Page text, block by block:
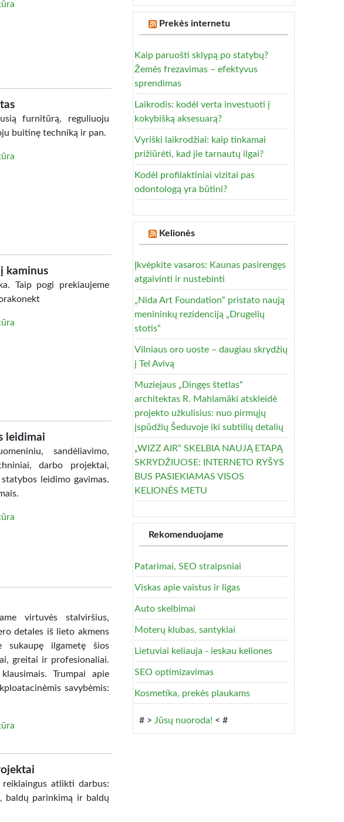
furnitūrą, reguliuoju
buitinę techniką ir pan.
kaminus
Taip pogi prekiaujeme
leidimai
sandėliavimo,
darbo projektai,
leidimo gavimas.
virtuvės stalviršius,
detales iš lieto akmens
sukaupę ilgametę šios
greitai ir profesionaliai.
Trumpai apie
savybėmis:
atlikti darbus:
baldų parinkimą ir baldų
Prekės internetu
Kaip paruošti sklypą po statybų?
Žemės frezavimas – efektyvus
sprendimas
Laikrodis: kodėl verta investuoti į
kokybišką aksesuarą?
Vyriški laikrodžiai: kaip tinkamai
prižiūrėti, kad jie tarnautų ilgai?
Kodėl profilaktiniai vizitai pas
odontologą yra būtini?
Kelionės
Įkvėpkite vasaros: Kaunas pasirengęs
atgaivinti ir nustebinti
„Nida Art Foundation“ pristato naują
menininkų rezidenciją „Drugelių
stotis“
Vilniaus oro uoste – daugiau skrydžių
į Tel Avivą
Muziejaus „Dingęs štetlas“
architektas R. Mahlamäki atskleidė
projekto užkulisius: nuo pirmųjų
įspūdžių Šeduvoje iki subtilių detalių
„WIZZ AIR“ SKELBIA NAUJĄ ETAPĄ
SKRYDŽIUOSE: INTERNETO RYŠYS
BUS PASIEKIAMAS VISOS
KELIONĖS METU
Rekomenduojame
Patarimai, SEO straipsniai
Viskas apie vaistus ir ligas
Auto skelbimai
Moterų klubas, santykiai
Lietuviai keliauja - ieskau keliones
SEO optimizavimas
Kosmetika, prekės plaukams
# > Jūsų nuoroda! < #